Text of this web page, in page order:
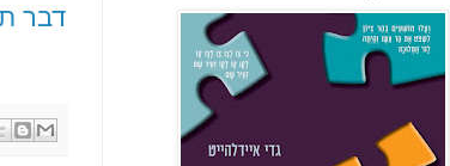
דבר